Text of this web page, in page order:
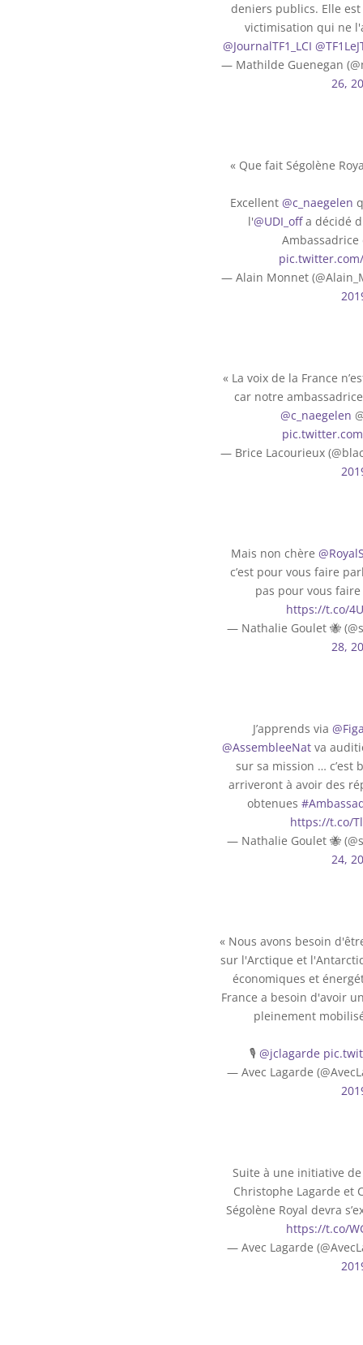
deniers publics. Elle
victimisation qui ne
@JournalTF1_LCI
— Mathilde Guenegan
26,
« Que fait Ségolène
Excellent@c_naegelen
l'@UDI_offa décidé
Ambassadrice
— Alain Monnet
« La voix de la France
car notre
@c_naegelen
— Brice Lacourieux
Mais non chère
c’est pour vous faire
pas pour vous
https://t.co/
— Nathalie Goulet 🐝
28,
J’apprends via
@AssembleeNat va
sur sa mission … c’est
arriveront à avoir des
obtenues
https://t.co/
— Nathalie Goulet 🐝
24,
« Nous avons besoin
sur l'Arctique et
économiques et
France a besoin d'avoir
pleinement
🎙@jclagarde
— Avec Lagarde
Suite à une initiative de
Christophe Lagarde et
Ségolène Royal devra
https://t.co/
— Avec Lagarde